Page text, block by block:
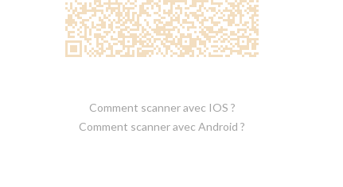
Comment scanner avec IOS ?
Comment scanner avec Android ?